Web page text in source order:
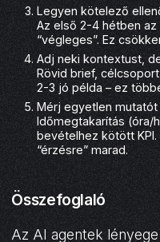
Legyen kötelező
Az első 2-4 hétben az
“végleges”. Ez
Adj neki kontextust,
Rövid brief,
2-3 jó példa – ez
Mérj egyetlen mutatót
Időmegtakarítás (óra/
bevételhez kötött
“érzésre” marad.
Összefoglaló
Az AI agentek